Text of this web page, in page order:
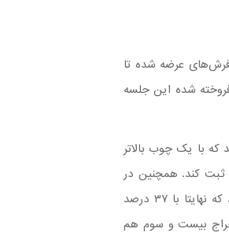
عرضه شده تا
شده این جلسه
به سالن حراج امد که با یک چوب بالاتر
خود ثبت کند. همچنین در
نوبت هجدهم یک تخته گبه به مساحت ۹٫۳۸ مترمربع با قیمت ۷ میلیون تومان عرضه شد که نهایتا با ۳۷ درصد
شده حراج بیست و سوم هم